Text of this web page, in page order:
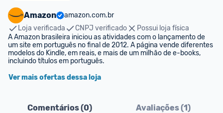
Amazon
amazon.com.br
Loja verificada
CNPJ verificado
Possui loja física
A Amazon brasileira iniciou as atividades com o lançamento de
um site em português no final de 2012. A página vende diferentes
modelos do Kindle, em reais, e mais de um milhão de e-books,
incluindo títulos em português.
Ver mais ofertas dessa loja
Comentários (0) Avaliações (1)